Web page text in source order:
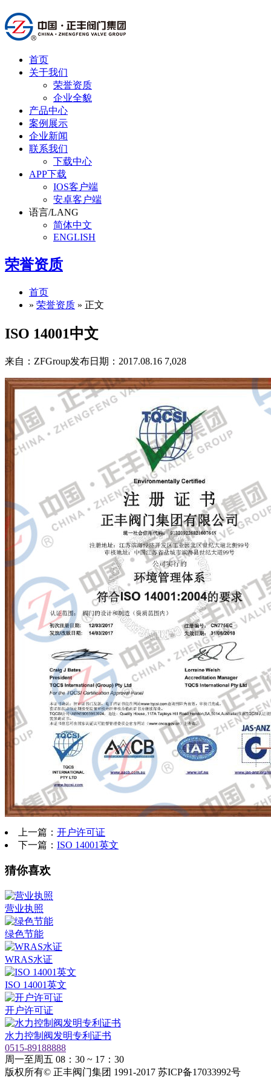
首页
关于我们
荣誉资质
企业全貌
产品中心
案例展示
企业新闻
联系我们
下载中心
APP下载
IOS客户端
安卓客户端
语言/LANG
简体中文
ENGLISH
荣誉资质
首页
» 荣誉资质 » 正文
ISO 14001中文
来自：ZFGroup发布日期：2017.08.16 7,028
上一篇： 开户许可证
下一篇： ISO 14001英文
猜你喜欢
营业执照
绿色节能
WRAS水证
ISO 14001英文
开户许可证
水力控制阀发明专利证书
0515-89188888
周一至周五 08：30 ~ 17：30
版权所有© 正丰阀门集团 1991-2017 苏ICP备17033992号